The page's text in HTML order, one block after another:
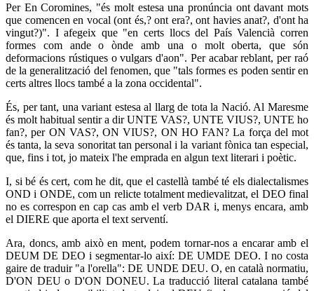
Per En Coromines, "és molt estesa una pronúncia ont davant mots
que comencen en vocal (ont és,? ont era?, ont havies anat?, d'ont ha
vingut?)". I afegeix que "en certs llocs del País Valencià corren
formes com ande o ònde amb una o molt oberta, que són
deformacions rústiques o vulgars d'aon". Per acabar reblant, per raó
de la generalització del fenomen, que "tals formes es poden sentir en
certs altres llocs també a la zona occidental".
És, per tant, una variant estesa al llarg de tota la Nació. Al Maresme
és molt habitual sentir a dir UNTE VAS?, UNTE VIUS?, UNTE ho
fan?, per ON VAS?, ON VIUS?, ON HO FAN? La força del mot
és tanta, la seva sonoritat tan personal i la variant fònica tan especial,
que, fins i tot, jo mateix l'he emprada en algun text literari i poètic.
I, si bé és cert, com he dit, que el castellà també té els dialectalismes
OND i ONDE, com un relicte totalment medievalitzat, el DEO final
no es correspon en cap cas amb el verb DAR i, menys encara, amb
el DIERE que aporta el text serventí.
Ara, doncs, amb això en ment, podem tornar-nos a encarar amb el
DEUM DE DEO i segmentar-lo així: DE UMDE DEO. I no costa
gaire de traduir "a l'orella": DE UNDE DEU. O, en català normatiu,
D'ON DEU o D'ON DONEU. La traducció literal catalana també